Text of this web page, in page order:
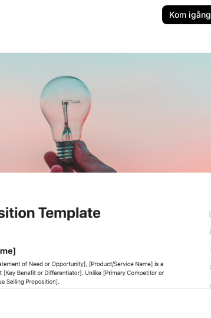
Kom igång